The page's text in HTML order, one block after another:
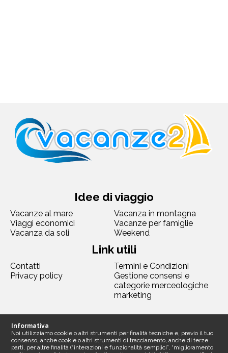
Idee di viaggio
Vacanze al mare
Vacanza in montagna
Viaggi economici
Vacanze per famiglie
Vacanza da soli
Weekend
Link utili
Contatti
Termini e Condizioni
Privacy policy
Gestione consensi e
categorie merceologiche
marketing
Informativa
Noi utilizziamo cookie o altri strumenti per finalità tecniche e, previo il tuo
consenso, anche cookie o altri strumenti di tracciamento, anche di terze
parti, per altre finalità (“interazioni e funzionalità semplici”, “miglioramento